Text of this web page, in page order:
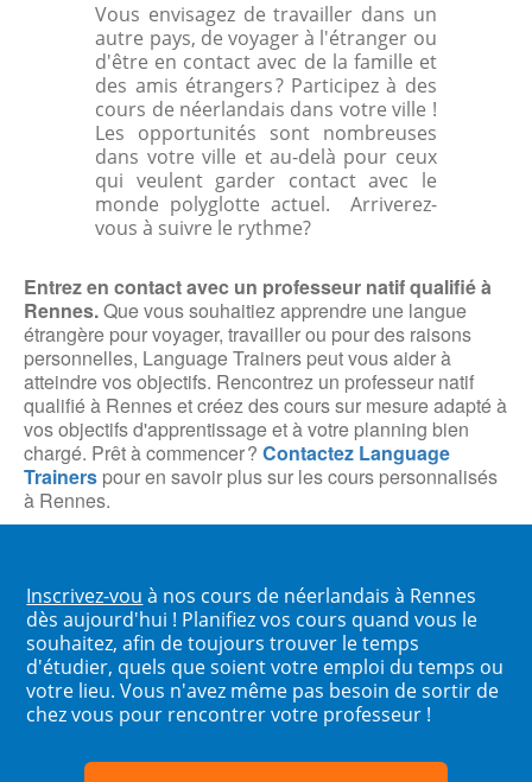
Vous envisagez de travailler dans un
autre pays, de voyager à l'étranger ou
d'être en contact avec de la famille et
des amis étrangers?Participez à des
cours de néerlandais dans votre ville !
Les opportunités sont nombreuses
dans votre ville et au-delà pour ceux
qui veulent garder contact avec le
monde polyglotte actuel. Arriverez-
vous à suivre le rythme?
Entrez en contact avec un professeur natif qualifié à
Rennes.Que vous souhaitiez apprendre une langue
étrangère pour voyager, travailler ou pour des raisons
personnelles, Language Trainers peut vous aider à
atteindre vos objectifs. Rencontrez un professeur natif
qualifié à Rennes et créez des cours sur mesure adapté à
vos objectifs d'apprentissage et à votre planning bien
chargé. Prêt à commencer? Contactez Language
Trainers pour en savoir plus sur les cours personnalisés
à Rennes.
Inscrivez-vou à nos cours de néerlandais à Rennes
dès aujourd'hui ! Planifiez vos cours quand vous le
souhaitez, afin de toujours trouver le temps
d'étudier, quels que soient votre emploi du temps ou
votre lieu. Vous n'avez même pas besoin de sortir de
chez vous pour rencontrer votre professeur !